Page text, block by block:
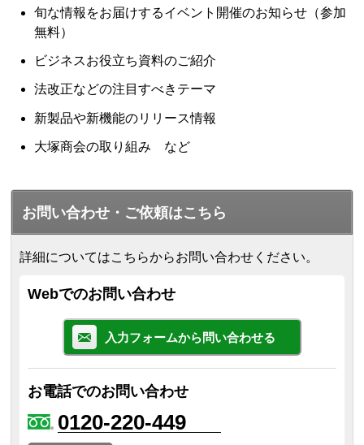
旬な情報をお届けするイベント開催のお知らせ（参加
無料）
ビジネスお役立ち資料のご紹介
法改正などの注目すべきテーマ
新製品や新機能のリリース情報
大塚商会の取り組み など
お問い合わせ・ご依頼はこちら
詳細についてはこちらからお問い合わせください。
Webでのお問い合わせ
入力フォームから問い合わせる
お電話でのお問い合わせ
0120-220-449